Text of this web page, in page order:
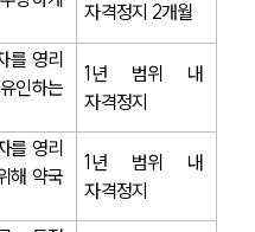
자격정지 2개월
를 영리
인하는
1년 범위 내
자격정지
를 영리
해 약국
1년 범위 내
자격정지